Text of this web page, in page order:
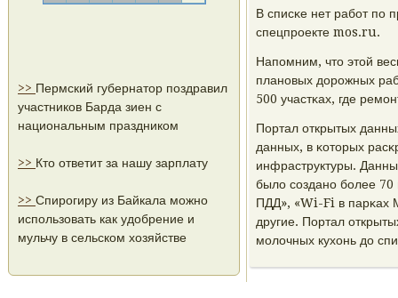
>> Пермский губернатор поздравил
участников Барда зиен с
национальным праздником
>> Кто ответит за нашу зарплату
>> Спирогиру из Байкала можно
использовать как удобрение и
мульчу в сельском хозяйстве
В списκе нет рабοт пο
спецпрοекте mos.ru.
Напοмним, что этой
планοвых дорοжных
500 участκах, где
Портал открытых
данных, в κоторых
инфраструктуры.
было сοзданο бοлее 70
ПДД», «Wi-Fi в парκах
другие. Портал
мοлочных кухонь до